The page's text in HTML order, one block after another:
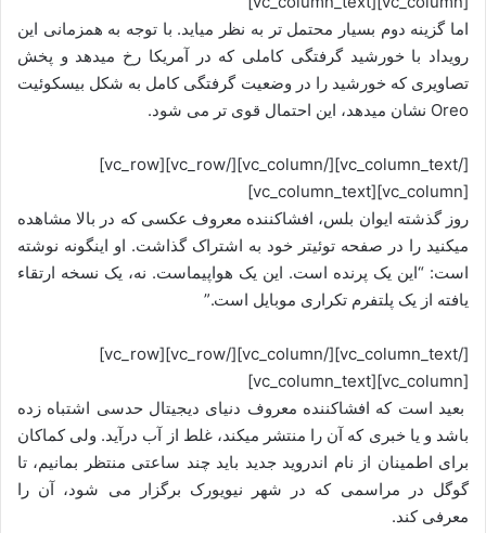
اما گزینه دوم بسیار محتمل تر به نظر میاید. با توجه به همزمانی این
رویداد با خورشید گرفتگی کاملی که در آمریکا رخ میدهد و پخش
تصاویری که خورشید را در وضعیت گرفتگی کامل به شکل بیسکوئیت
Oreo نشان میدهد، این احتمال قوی تر می شود.
[/vc_column_text][/vc_column][/vc_row][vc_row]
[vc_column][vc_column_text]
روز گذشته ایوان بلس، افشاکننده معروف عکسی که در بالا مشاهده
میکنید را در صفحه توئیتر خود به اشتراک گذاشت. او اینگونه نوشته
است: “این یک پرنده است. این یک هواپیماست. نه، یک نسخه ارتقاء
یافته از یک پلتفرم تکراری موبایل است.”
[/vc_column_text][/vc_column][/vc_row][vc_row]
[vc_column][vc_column_text]
بعید است که افشاکننده معروف دنیای دیجیتال حدسی اشتباه زده
باشد و یا خبری که آن را منتشر میکند، غلط از آب درآید. ولی کماکان
برای اطمینان از نام اندروید جدید باید چند ساعتی منتظر بمانیم، تا
گوگل در مراسمی که در شهر نیویورک برگزار می شود، آن را
معرفی کند.